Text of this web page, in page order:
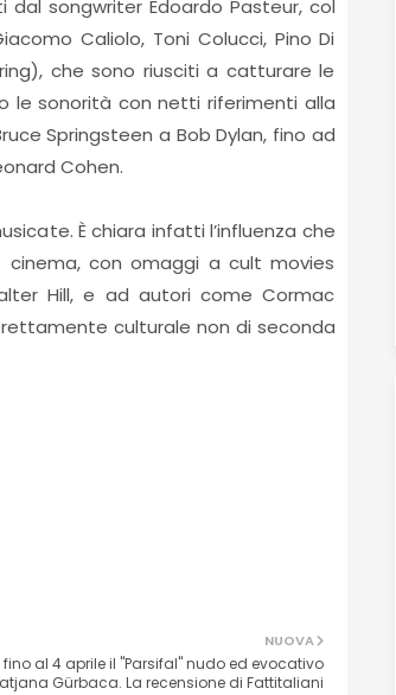
songwriter Edoardo Pasteur, col
Caliolo, Toni Colucci, Pino Di
che sono riusciti a catturare le
le sonorità con netti riferimenti alla
Springsteen a Bob Dylan, fino ad
Cohen.
È chiara infatti l’influenza che
con omaggi a cult movies
Hill, e ad autori come Cormac
culturale non di seconda
NUOVA
fino al 4 aprile il "Parsifal" nudo ed evocativo
Gürbaca. La recensione di Fattitaliani